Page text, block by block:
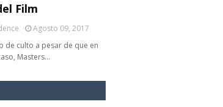
Film
Agosto 09, 2017
de culto a pesar de que en
Masters…